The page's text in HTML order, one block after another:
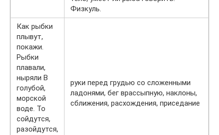
Физкуль.
Как рыбки
плывут,
покажи.
Рыбки
плавали,
ныряли В
голубой,
морской
воде. То
сойдутся,
разойдутся,
руки перед грудью со сложенными
ладонями, бег врассыпную, наклоны,
сближения, расхождения, приседание